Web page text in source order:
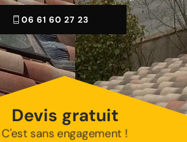
06 61 60 27 23
Devis gratuit
C'est sans engagement !